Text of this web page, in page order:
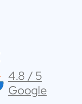
4.8 / 5
Google